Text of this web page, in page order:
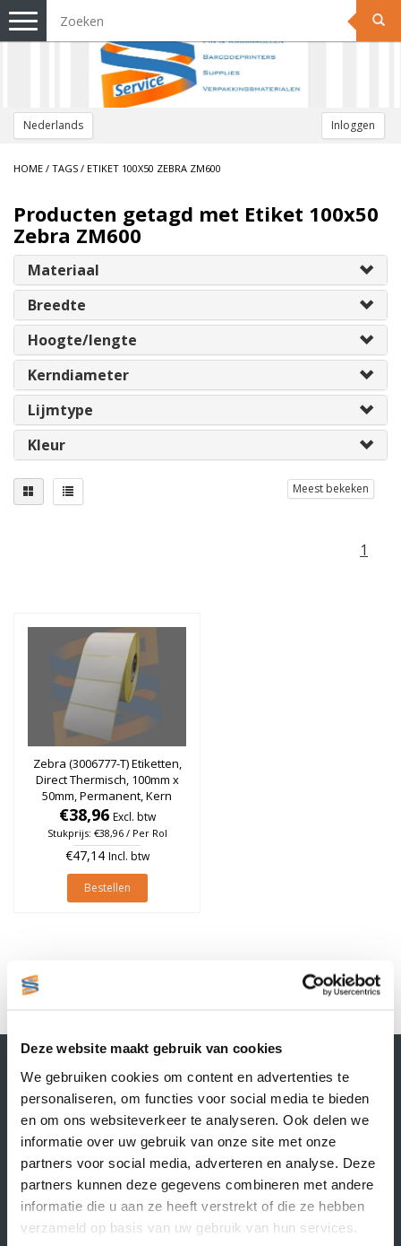
Deze website maakt gebruik van cookies
We gebruiken cookies om content en advertenties te
personaliseren, om functies voor social media te bieden
en om ons websiteverkeer te analyseren. Ook delen we
informatie over uw gebruik van onze site met onze
partners voor social media, adverteren en analyse. Deze
partners kunnen deze gegevens combineren met andere
informatie die u aan ze heeft verstrekt of die ze hebben
verzameld op basis van uw gebruik van hun services.
Nederlands Inloggen
Toggle
navigation
HOME / TAGS / ETIKET 100X50 ZEBRA ZM600
Producten getagd met Etiket 100x50
Zebra ZM600
Materiaal
Breedte
Hoogte/lengte
Kerndiameter
Lijmtype
Kleur
Meest bekeken
1
Zebra (3006777-T) Etiketten,
Direct Thermisch, 100mm x
50mm, Permanent, Kern
76mm, rol à 3.000 stuks
€38,96 Excl. btw
Stukprijs: €38,96 / Per Rol
€47,14 Incl. btw
Bestellen
1
Contactgegevens
Supply Service B.V.
Nijverheidsstraat 25-K
3861 RJ Nijkerk
info@supplyservice.nl
+31 33 468 13 42
KvK nummer: 66384737